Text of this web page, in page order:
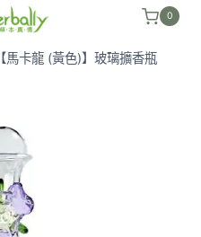
0
【馬卡龍 (黃色)】玻璃擴香瓶